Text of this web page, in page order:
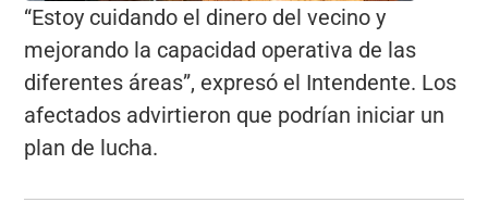
“Estoy cuidando el dinero del vecino y
mejorando la capacidad operativa de las
diferentes áreas”, expresó el Intendente. Los
afectados advirtieron que podrían iniciar un
plan de lucha.